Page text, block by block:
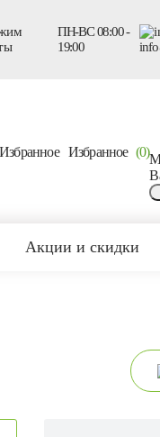
ПН-ВС 08:00 -
19:00
Избранное (0)
Акции и скидки